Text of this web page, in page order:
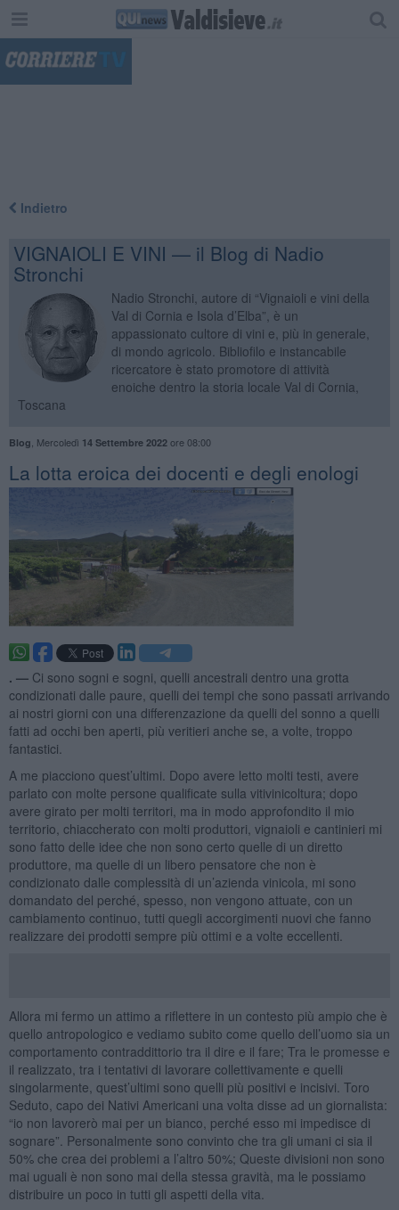
Indietro
VIGNAIOLI E VINI — il Blog di Nadio
Stronchi
Nadio Stronchi, autore di “Vignaioli e vini della
Val di Cornia e Isola d’Elba”, è un
appassionato cultore di vini e, più in generale,
di mondo agricolo. Bibliofilo e instancabile
ricercatore è stato promotore di attività
enoiche dentro la storia locale Val di Cornia,
Toscana
Blog Mercoledì 14 Settembre 2022ore 08:00
​La lotta eroica dei docenti e degli enologi
. — Ci sono sogni e sogni, quelli ancestrali dentro una grotta
condizionati dalle paure, quelli dei tempi che sono passati arrivando
ai nostri giorni con una differenzazione da quelli del sonno a quelli
fatti ad occhi ben aperti, più veritieri anche se, a volte, troppo
fantastici.
A me piacciono quest’ultimi. Dopo avere letto molti testi, avere
parlato con molte persone qualificate sulla vitivinicoltura; dopo
avere girato per molti territori, ma in modo approfondito il mio
territorio, chiaccherato con molti produttori, vignaioli e cantinieri mi
sono fatto delle idee che non sono certo quelle di un diretto
produttore, ma quelle di un libero pensatore che non è
condizionato dalle complessità di un’azienda vinicola, mi sono
domandato del perché, spesso, non vengono attuate, con un
cambiamento continuo, tutti quegli accorgimenti nuovi che fanno
realizzare dei prodotti sempre più ottimi e a volte eccellenti.
Allora mi fermo un attimo a riflettere in un contesto più ampio che è
quello antropologico e vediamo subito come quello dell’uomo sia un
comportamento contraddittorio tra il dire e il fare; Tra le promesse e
il realizzato, tra i tentativi di lavorare collettivamente e quelli
singolarmente, quest’ultimi sono quelli più positivi e incisivi. Toro
Seduto, capo dei Nativi Americani una volta disse ad un giornalista:
“io non lavorerò mai per un bianco, perché esso mi impedisce di
sognare”. Personalmente sono convinto che tra gli umani ci sia il
50% che crea dei problemi a l’altro 50%; Queste divisioni non sono
mai uguali è non sono mai della stessa gravità, ma le possiamo
distribuire un poco in tutti gli aspetti della vita.